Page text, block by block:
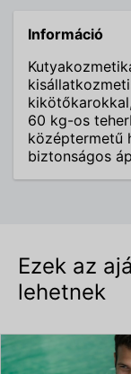
Információ
60 kg-os
középtermetű
biztonságos
Ezek az
lehetnek